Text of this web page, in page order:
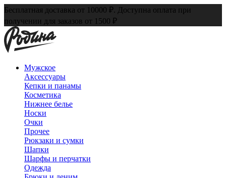
Бесплатная доставка от 10000 ₽. Доступна оплата при
получении для заказов от 1500 ₽
Мужское
Аксессуары
Кепки и панамы
Косметика
Нижнее белье
Носки
Очки
Прочее
Рюкзаки и сумки
Шапки
Шарфы и перчатки
Одежда